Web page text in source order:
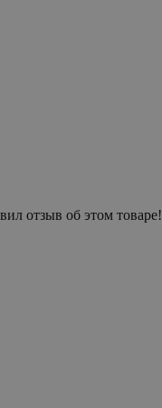
отзыв об этом товаре!